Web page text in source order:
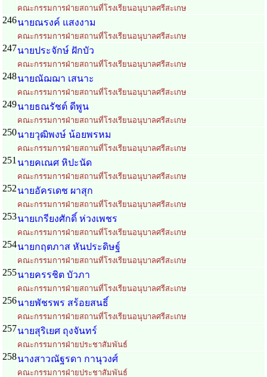
คณะกรรมการฝ่ายสถานที่โรงเรียนอนุบาลศรีสะเกษ
246นายณรงค์ แสงงาม
คณะกรรมการฝ่ายสถานที่โรงเรียนอนุบาลศรีสะเกษ
247นายประจักษ์ ฝักบัว
คณะกรรมการฝ่ายสถานที่โรงเรียนอนุบาลศรีสะเกษ
248นายณัฌฌา เสนาะ
คณะกรรมการฝ่ายสถานที่โรงเรียนอนุบาลศรีสะเกษ
249นายธณรัชต์ ดีพูน
คณะกรรมการฝ่ายสถานที่โรงเรียนอนุบาลศรีสะเกษ
250นายวุฒิพงษ์ น้อยพรหม
คณะกรรมการฝ่ายสถานที่โรงเรียนอนุบาลศรีสะเกษ
251 นายคเณศ หิปะนัด
คณะกรรมการฝ่ายสถานที่โรงเรียนอนุบาลศรีสะเกษ
252นายอัครเดช ผาสุก
คณะกรรมการฝ่ายสถานที่โรงเรียนอนุบาลศรีสะเกษ
253นายเกรียงศักดิ์ ห่วงเพชร
คณะกรรมการฝ่ายสถานที่โรงเรียนอนุบาลศรีสะเกษ
254นายกฤตภาส หันประดิษฐ์
คณะกรรมการฝ่ายสถานที่โรงเรียนอนุบาลศรีสะเกษ
255นายครรชิต บัวภา
คณะกรรมการฝ่ายสถานที่โรงเรียนอนุบาลศรีสะเกษ
256นายพัชรพร สร้อยสนธิ์
คณะกรรมการฝ่ายสถานที่โรงเรียนอนุบาลศรีสะเกษ
257นายสุริเยศ ถุงจันทร์
คณะกรรมการฝ่ายประชาสัมพันธ์
258นางสาวณัฐรดา กานุวงศ์
คณะกรรมการฝ่ายประชาสัมพันธ์